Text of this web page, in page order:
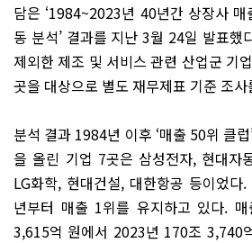
담은 ‘1984~2023년 40년간 상장사
동 분석’ 결과를 지난 3월 24일 발표했
제외한 제조 및 서비스 관련 산업군 기
곳을 대상으로 별도 재무제표 기준 조
분석 결과 1984년 이후 ‘매출 50위 클
을 올린 기업 7곳은 삼성전자, 현대자
LG화학, 현대건설, 대한항공 등이었
년부터 매출 1위를 유지하고 있다.
3,615억 원에서 2023년 170조 3,740